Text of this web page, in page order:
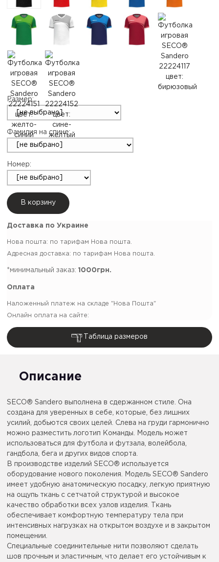
Размер:
Фамилия на спине:
Номер:
В корзину
Доставка по Украине
Нова пошта: по тарифам Нова пошта.
Адресная доставка: по тарифам Нова пошта.
*минимальный заказ: 1000грн.
Оплата
Наложенный платеж на складе "Нова Пошта"
Онлайн оплата на сайте:
Таблица размеров
Описание
SECO® Sandero выполнена в сдержанном стиле. Она
создана для уверенных в себе, которые, без лишних
усилий, добьются своих целей. Слева на груди гармонично
можно разместить логотип Команды. Модель может
использоваться для футбола и футзала, волейбола,
гандбола, бега и других видов спорта.
В производстве изделий SECO® используется
оборудование нового поколения. Модель SECO® Sandero
имеет удобную анатомическую посадку, легкую приятную
на ощупь ткань с сетчатой структурой и высокое
качество обработки всех узлов изделия. Ткань
обеспечивает комфортную температуру тела при
интенсивных нагрузках на открытом воздухе и в закрытом
помещении.
Специальные соединительные нити позволяют сделать
шов прочным и эластичным, что делает его устойчивым к